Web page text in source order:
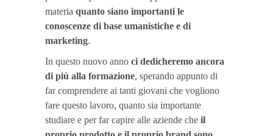
materia quanto siano importanti le
conoscenze di base umanistiche e di
marketing.
In questo nuovo anno ci dedicheremo ancora
di più alla formazione, sperando appunto di
far comprendere ai tanti giovani che vogliono
fare questo lavoro, quanto sia importante
studiare e per far capire alle aziende che il